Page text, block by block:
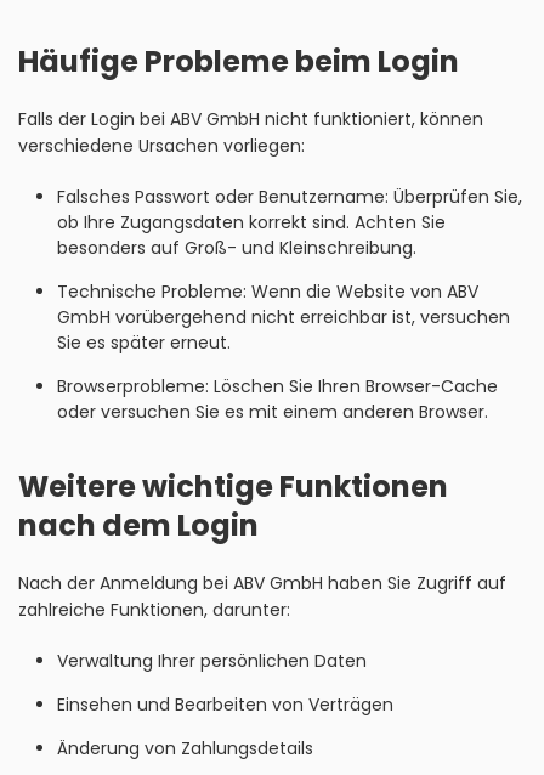
Häufige Probleme beim Login
Falls der Login bei ABV GmbH nicht funktioniert, können
verschiedene Ursachen vorliegen:
Falsches Passwort oder Benutzername: Überprüfen Sie,
ob Ihre Zugangsdaten korrekt sind. Achten Sie
besonders auf Groß- und Kleinschreibung.
Technische Probleme: Wenn die Website von ABV
GmbH vorübergehend nicht erreichbar ist, versuchen
Sie es später erneut.
Browserprobleme: Löschen Sie Ihren Browser-Cache
oder versuchen Sie es mit einem anderen Browser.
Weitere wichtige Funktionen
nach dem Login
Nach der Anmeldung bei ABV GmbH haben Sie Zugriff auf
zahlreiche Funktionen, darunter:
Verwaltung Ihrer persönlichen Daten
Einsehen und Bearbeiten von Verträgen
Änderung von Zahlungsdetails